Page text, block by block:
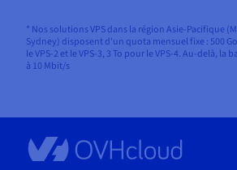
* Nos solutions VPS dans la région Asie-Pacifique
Sydney) disposent d'un quota mensuel fixe : 500
le VPS-2 et le VPS-3, 3 To pour le VPS-4. Au-delà, la
à 10 Mbit/s